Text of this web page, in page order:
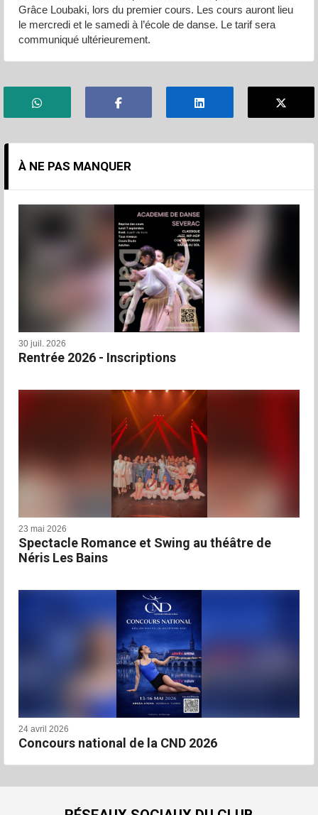
Grâce Loubaki, lors du premier cours. Les cours auront lieu
le mercredi et le samedi à l’école de danse. Le tarif sera
communiqué ultérieurement.
À NE PAS MANQUER
30 juil. 2026
Rentrée 2026 - Inscriptions
23 mai 2026
Spectacle Romance et Swing au théâtre de
Néris Les Bains
24 avril 2026
Concours national de la CND 2026